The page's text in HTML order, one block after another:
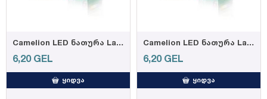
Camelion LED ნათურა Lamp - LED10-C35/830/E27 ნათურა ლედ განათებით ეკონომიური 10 ვატი (ეკვივალენტი
6,20 GEL
ᲧᲘᲓᲕᲐ
Camelion LED ნათურა Lamp - LED10-C35/845/E27 ნათურა ლედ განათებით ეკონომიური 10 ვატი (ეკვივალენტი
6,20 GEL
ᲧᲘᲓᲕᲐ